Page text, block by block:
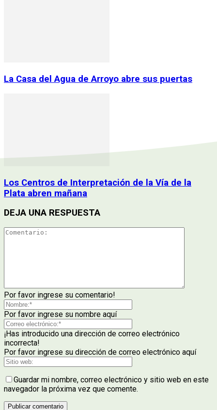
La Casa del Agua de Arroyo abre sus puertas
Los Centros de Interpretación de la Vía de la
Plata abren mañana
DEJA UNA RESPUESTA
Por favor ingrese su comentario!
Por favor ingrese su nombre aquí
¡Has introducido una dirección de correo electrónico
incorrecta!
Por favor ingrese su dirección de correo electrónico aquí
Guardar mi nombre, correo electrónico y sitio web en este
navegador la próxima vez que comente.